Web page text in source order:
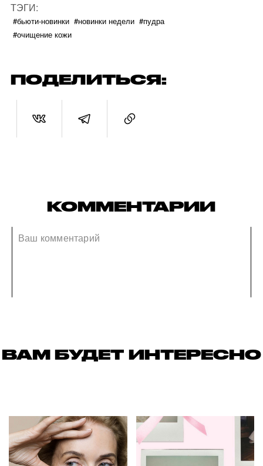
ТЭГИ:
#бьюти-новинки #новинки недели #пудра
#очищение кожи
ПОДЕЛИТЬСЯ:
КОММЕНТАРИИ
ВАМ БУДЕТ ИНТЕРЕСНО